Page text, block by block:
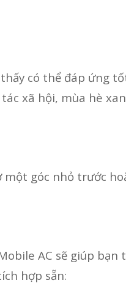
có thể đáp ứng
xã hội, mùa hè
góc nhỏ trước
AC sẽ giúp
hợp sẵn: